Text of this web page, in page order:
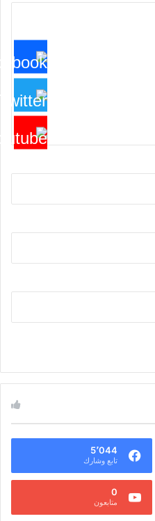
5٬044
تابع وشارك
0
متابعون